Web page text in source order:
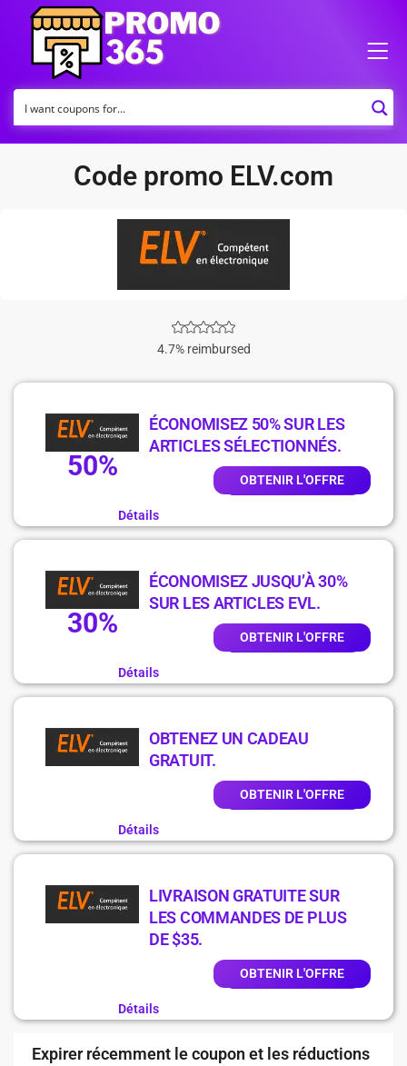
Code promo ELV.com
4.7% reimbursed
50%
ÉCONOMISEZ 50% SUR LES
ARTICLES SÉLECTIONNÉS.
OBTENIR L'OFFRE
Détails
30%
ÉCONOMISEZ JUSQU’À 30%
SUR LES ARTICLES EVL.
OBTENIR L'OFFRE
Détails
OBTENEZ UN CADEAU
GRATUIT.
OBTENIR L'OFFRE
Détails
LIVRAISON GRATUITE SUR
LES COMMANDES DE PLUS
DE $35.
OBTENIR L'OFFRE
Détails
Expirer récemment le coupon et les réductions